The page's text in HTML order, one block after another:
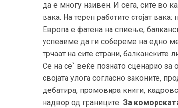
да е многу наивен. И сега, сите во
вака. На терен работите стојат
Европа е фатена на спиење,
успеавме да ги собереме на едно
трчаат на сите страни, балканските
Се на се` веќе познато сценарио за
својата улога согласно законите,
дебатира, промовира книги,
надвор од границите. За